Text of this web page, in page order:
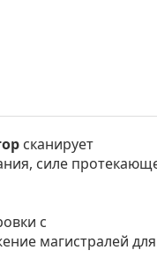
сканирует
силе
с
магистралей для